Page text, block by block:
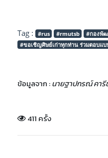
Tag : #rus #rmutsb #กองพั
#ขอเชิญศิษย์เก่าทุกท่าน ร่วมตอบแ
ข้อมูลจาก :นายฐาปกรณ์ คารี
411 ครั้ง